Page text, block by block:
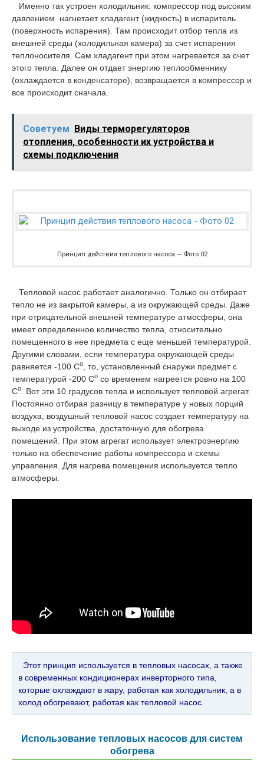
Именно так устроен холодильник: компрессор под высоким
давлением нагнетает хладагент (жидкость) в испаритель
(поверхность испарения). Там происходит отбор тепла из
внешней среды (холодильная камера) за счет испарения
теплоносителя. Сам хладагент при этом нагревается за счет
этого тепла. Далее он отдает энергию теплообменнику
(охлаждается в конденсаторе), возвращается в компрессор и
все происходит сначала.
Советуем Виды терморегуляторов
отопления, особенности их устройства и
схемы подключения
Принцип действия теплового насоса — Фото 02
Тепловой насос работает аналогично. Только он отбирает
тепло не из закрытой камеры, а из окружающей среды. Даже
при отрицательной внешней температуре атмосферы, она
имеет определенное количество тепла, относительно
помещенного в нее предмета с еще меньшей температурой.
Другими словами, если температура окружающей среды
равняется -100 Со
, то, установленный снаружи предмет с
температурой -200 Со со временем нагреется ровно на 100
Со
. Вот эти 10 градусов тепла и использует тепловой агрегат.
Постоянно отбирая разницу в температуре у новых порций
воздуха, воздушный тепловой насос создает температуру на
выходе из устройства, достаточную для обогрева
помещений. При этом агрегат использует электроэнергию
только на обеспечение работы компрессора и схемы
управления. Для нагрева помещения используется тепло
атмосферы.
Этот принцип используется в тепловых насосах, а также
в современных кондиционерах инверторного типа,
которые охлаждают в жару, работая как холодильник, а в
холод обогревают, работая как тепловой насос.
Использование тепловых насосов для систем
обогрева